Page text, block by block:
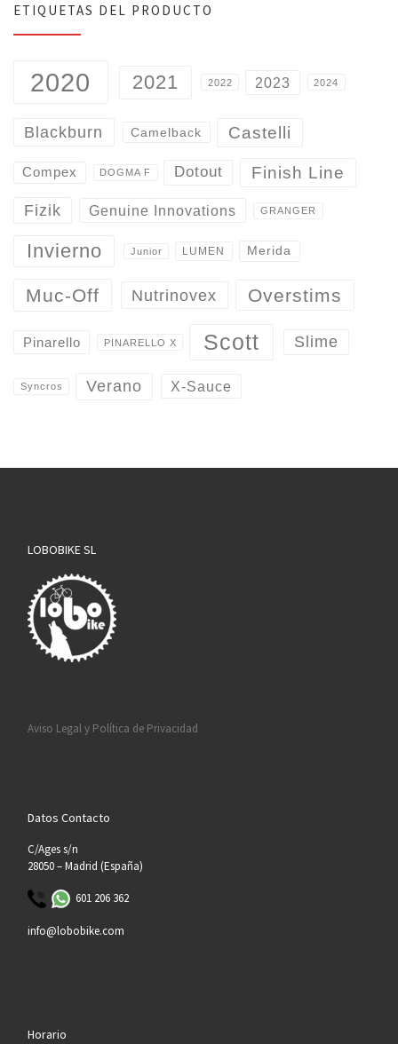
ETIQUETAS DEL PRODUCTO
2020 2021 2022 2023 2024
Blackburn Camelback Castelli
Compex DOGMA F Dotout Finish Line
Fizik Genuine Innovations GRANGER
Invierno Junior LUMEN Merida
Muc-Off Nutrinovex Overstims
Pinarello PINARELLO X Scott Slime
Syncros Verano X-Sauce
LOBOBIKE SL
Aviso Legal y Política de Privacidad
Datos Contacto
C/Ages s/n
28050 – Madrid (España)
601 206 362
info@lobobike.com
Horario